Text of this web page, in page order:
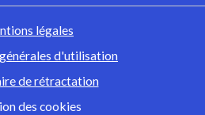
légales
d'utilisation
de rétractation
des cookies